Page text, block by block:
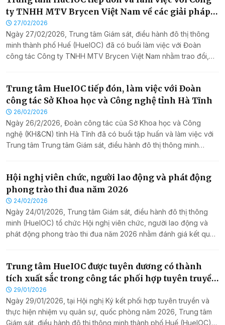
ty TNHH MTV Brycen Việt Nam về các giải pháp
phát triển đô thị thông minh
27/02/2026
Ngày 27/02/2026, Trung tâm Giám sát, điều hành đô thị thông
minh thành phố Huế (HueIOC) đã có buổi làm việc với Đoàn
công tác Công ty TNHH MTV Brycen Việt Nam nhằm trao đổi,
Trung tâm HueIOC tiếp đón, làm việc với Đoàn
công tác Sở Khoa học và Công nghệ tỉnh Hà Tĩnh
26/02/2026
Ngày 26/2/2026, Đoàn công tác của Sở Khoa học và Công
nghệ (KH&CN) tỉnh Hà Tĩnh đã có buổi tập huấn và làm việc với
Trung tâm Trung tâm Giám sát, điều hành đô thị thông minh
phản ánh hiện trường.
Hội nghị viên chức, người lao động và phát động